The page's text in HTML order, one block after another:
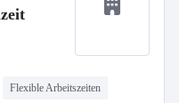
Flexible Arbeitszeiten